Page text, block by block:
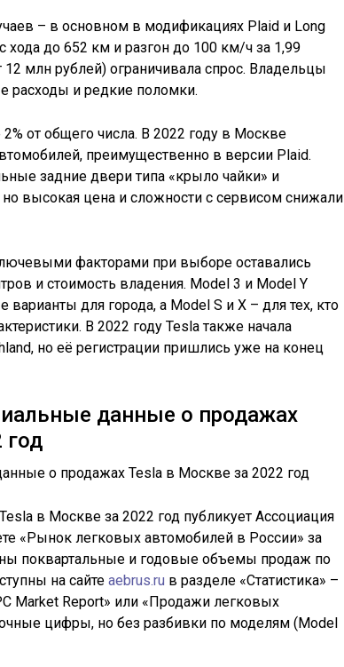
– в основном в модификациях Plaid и Long
хода до 652 км и разгон до 100 км/ч за 1,99
млн рублей) ограничивала спрос. Владельцы
расходы и редкие поломки.
от общего числа. В 2022 году в Москве
преимущественно в версии Plaid.
задние двери типа «крыло чайки» и
высокая цена и сложности с сервисом снижали
факторами при выборе оставались
и стоимость владения. Model 3 и Model Y
для города, а Model S и X – для тех, кто
В 2022 году Tesla также начала
но её регистрации пришлись уже на конец
данные о продажах
год
в Москве за 2022 год публикует Ассоциация
«Рынок легковых автомобилей в России» за
поквартальные и годовые объемы продаж по
на сайте aebrus.ru в разделе «Статистика» –
Market Report» или «Продажи легковых
цифры, но без разбивки по моделям (Model